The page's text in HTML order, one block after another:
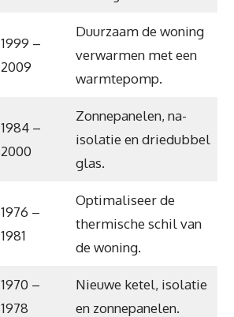
1999 –
2009
Duurzaam de woning
verwarmen met een
warmtepomp.
1984 –
2000
Zonnepanelen, na-
isolatie en driedubbel
glas.
1976 –
1981
Optimaliseer de
thermische schil van
de woning.
1970 –
1978
Nieuwe ketel, isolatie
en zonnepanelen.